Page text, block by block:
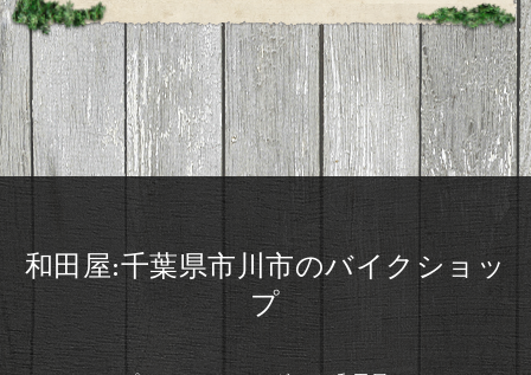
和田屋:千葉県市川市のバイクショッ
プ